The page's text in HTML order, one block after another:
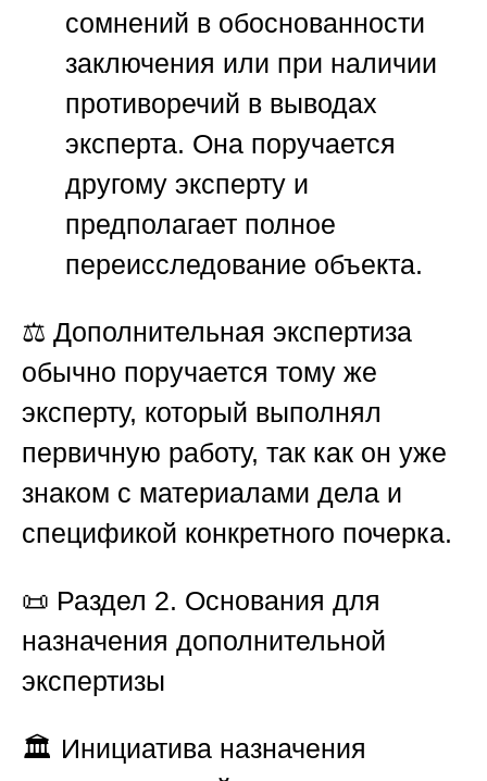
сомнений в обоснованности
заключения или при наличии
противоречий в выводах
эксперта. Она поручается
другому эксперту и
предполагает полное
переисследование объекта.
⚖️ Дополнительная экспертиза
обычно поручается тому же
эксперту, который выполнял
первичную работу, так как он уже
знаком с материалами дела и
спецификой конкретного почерка.
📜 Раздел 2. Основания для
назначения дополнительной
экспертизы
🏛️ Инициатива назначения